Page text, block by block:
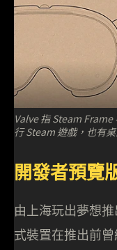
Valve 指 Steam Frame
行 Steam 遊戲，也有
開發者預覽
由上海玩出夢想
式裝置在推出前